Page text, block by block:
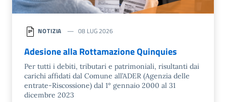
NOTIZIA 08 LUG 2026
Adesione alla Rottamazione Quinquies
Per tutti i debiti, tributari e patrimoniali, risultanti dai
carichi affidati dal Comune all’ADER (Agenzia delle
entrate-Riscossione) dal 1° gennaio 2000 al 31
dicembre 2023